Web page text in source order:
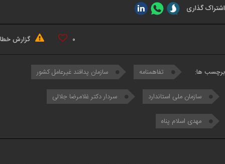
اشتراک گذاری
۰ گزارش خطا
برچسب ها: تفاهمنامه سازمان پدافند غیرعامل کشور
سازمان ملی استاندارد سردار دکتر غلامرضا جلالی
مهدی اسلام پناه